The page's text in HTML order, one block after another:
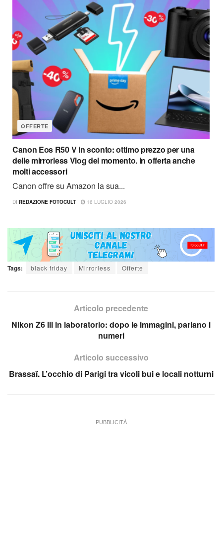
OFFERTE
Canon Eos R50 V in sconto: ottimo prezzo per una
delle mirrorless Vlog del momento. In offerta anche
molti accessori
Canon offre su Amazon la sua...
DI REDAZIONE FOTOCULT 16 LUGLIO 2026
Tags: black friday Mirrorless Offerte
Articolo precedente
Nikon Z6 III in laboratorio: dopo le immagini, parlano i
numeri
Articolo successivo
Brassaï. L’occhio di Parigi tra vicoli bui e locali notturni
PUBBLICITÀ